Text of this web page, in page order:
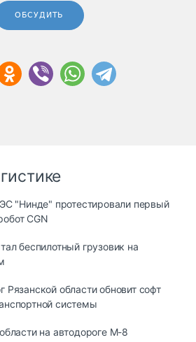
ОБСУДИТЬ
"Нинде" протестировали первый
CGN
беспилотный грузовик на
Рязанской области обновит софт
системы
на автодороге М-8